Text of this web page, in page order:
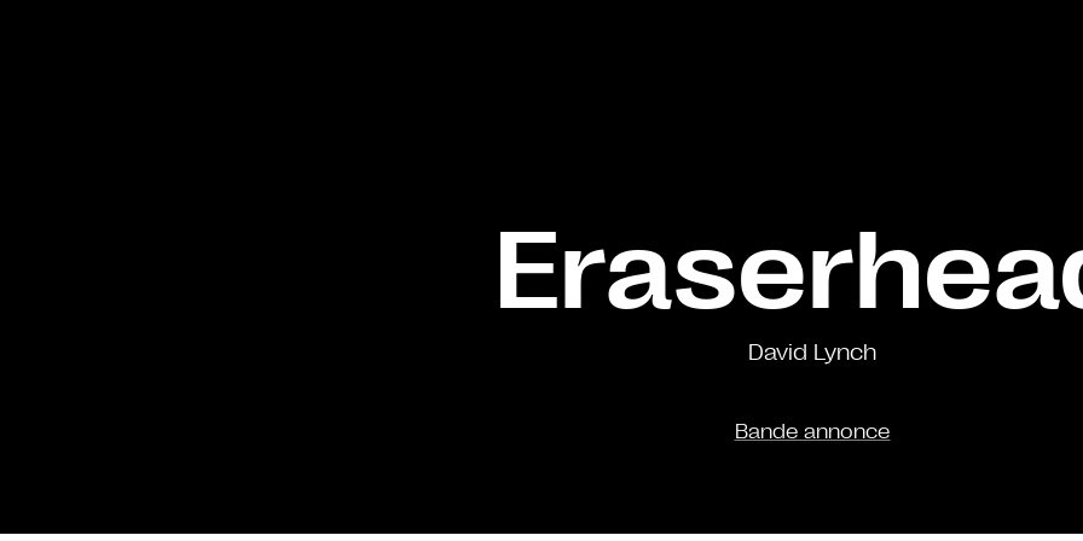
David Lynch
Bande annonce